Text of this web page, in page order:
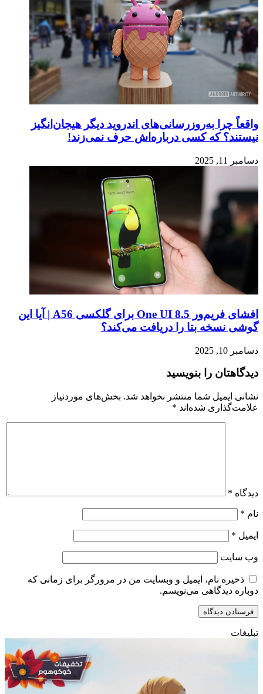
واقعاً چرا به‌روزرسانی‌های اندروید دیگر هیجان‌انگیز
نیستند؟ که کسی درباره‌اش حرف نمی‌زند!
دسامبر 11, 2025
افشای فریم‌ور One UI 8.5 برای گلکسی A56 | آیا این
گوشی نسخه بتا را دریافت می‌کند؟
دسامبر 10, 2025
دیدگاهتان را بنویسید
نشانی ایمیل شما منتشر نخواهد شد. بخش‌های موردنیاز
علامت‌گذاری شده‌اند *
دیدگاه *
نام *
ایمیل *
وب‌ سایت
ذخیره نام، ایمیل و وبسایت من در مرورگر برای زمانی که
دوباره دیدگاهی می‌نویسم.
تبلیغات